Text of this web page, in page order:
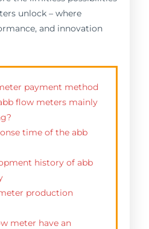
unlock – where
and innovation
payment method
flow meters mainly
time of the abb
history of abb
production
meter have an